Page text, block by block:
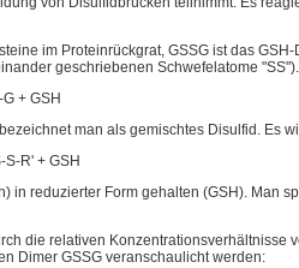
im Proteinrückgrat, GSSG ist das
geschriebenen Schwefelatome "SS").
+ GSH
man als gemischtes Disulfid. Es
R' + GSH
in reduzierter Form gehalten (GSH). Man
die relativen Konzentrationsverhältnisse
Dimer GSSG veranschaulicht werden: